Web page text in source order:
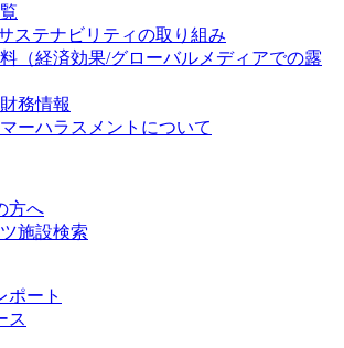
ステナビリティの取り組み
（経済効果/グローバルメディアでの露
務情報
ーハラスメントについて
方へ
施設検索
ポート
ス